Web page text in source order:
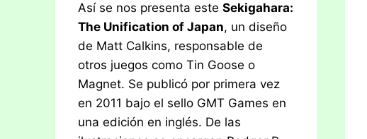
Así se nos presenta esteSekigahara:
The Unification of Japan, un diseño
de Matt Calkins, responsable de
otros juegos como Tin Goose o
Magnet. Se publicó por primera vez
en 2011 bajo el sello GMT Games en
una edición en inglés. De las